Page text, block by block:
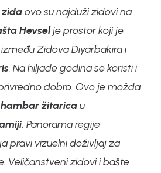
zidaovo su najduži zidovi na
Hevselje prostor koji je
Zidova Diyarbakira i
. Na hiljade godina se koristi i
dobro. Ovo je možda
hambar žitaricau
Panorama regije
pravi vizuelni doživljaj za
Veličanstveni zidovi i bašte